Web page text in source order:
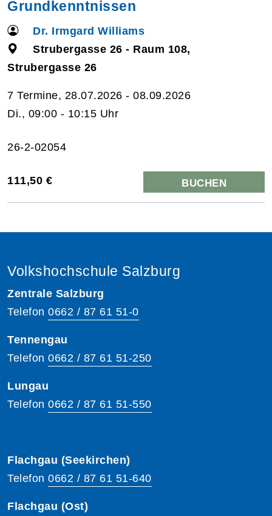
Grundkenntnissen
Dr. Irmgard Williams
Strubergasse 26 - Raum 108,
Strubergasse 26
7 Termine, 28.07.2026 - 08.09.2026
Di., 09:00 - 10:15 Uhr
26-2-02054
111,50 € BUCHEN
Volkshochschule Salzburg
Zentrale Salzburg
Telefon 0662 / 87 61 51-0
Tennengau
Telefon 0662 / 87 61 51-250
Lungau
Telefon 0662 / 87 61 51-550
Flachgau (Seekirchen)
Telefon 0662 / 87 61 51-640
Flachgau (Ost)